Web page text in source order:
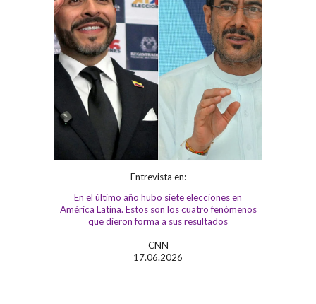
Entrevista en:
En el último año hubo siete elecciones en
América Latina. Estos son los cuatro fenómenos
que dieron forma a sus resultados
CNN
17.06.2026